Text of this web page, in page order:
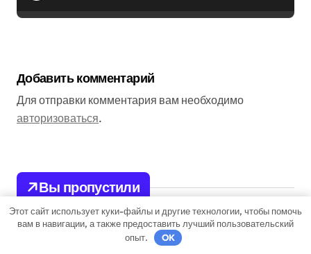
Добавить комментарий
Для отправки комментария вам необходимо
авторизоваться.
Вы пропустили
Этот сайт использует куки-файлы и другие технологии, чтобы помочь
вам в навигации, а также предоставить лучший пользовательский
опыт.
OK